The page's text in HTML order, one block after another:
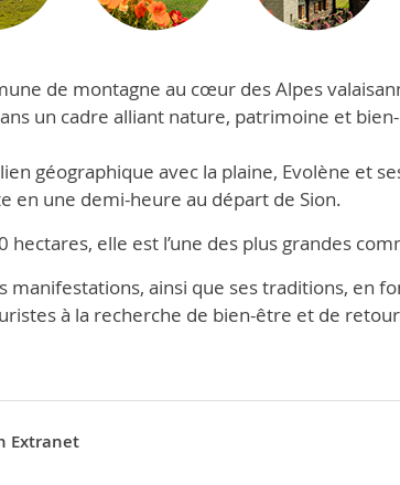
de montagne au cœur des Alpes
un cadre alliant nature, patrimoine et
géographique avec la plaine, Evolène et
en une demi-heure au départ de Sion.
hectares, elle est l’une des plus grandes
manifestations, ainsi que ses traditions, en
à la recherche de bien-être et de
Extranet